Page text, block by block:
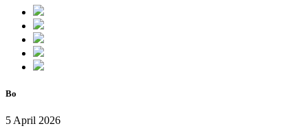
Bo
5 April 2026